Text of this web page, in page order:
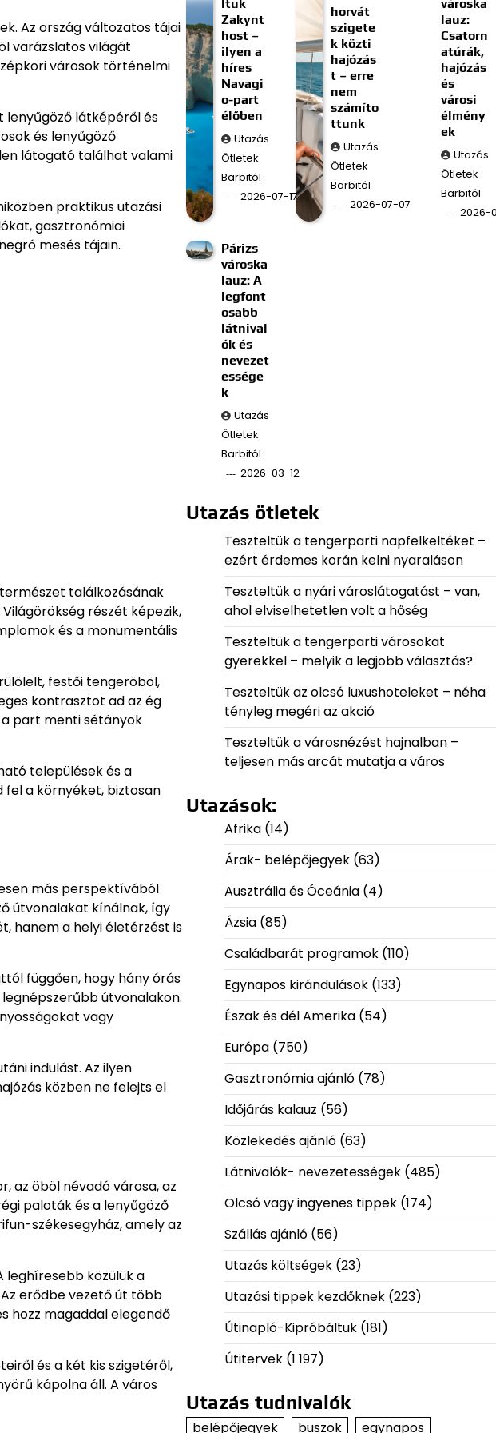
Az ország változatos tájai
varázslatos világát
városok történelmi
lenyűgöző látképéről és
és lenyűgöző
látogató találhat valami
praktikus utazási
gasztronómiai
mesés tájain.
találkozásának
részét képezik,
és a monumentális
festői tengeröböl,
kontrasztot ad az ég
a part menti sétányok
települések és a
fel a környéket, biztosan
más perspektívából
útvonalakat kínálnak, így
hanem a helyi életérzést is
függően, hogy hány órás
útvonalakon.
vagy
indulást. Az ilyen
közben ne felejts el
az öböl névadó városa, az
paloták és a lenyűgöző
székesegyház, amely az
leghíresebb közülük a
erődbe vezető út több
hozz magaddal elegendő
és a két kis szigetéről,
kápolna áll. A város
ltuk
Zakynt
host –
ilyen a
híres
Navagi
o-part
élőben
Utazás
Ötletek
Barbitól
2026-07-17
horvát
szigete
k közti
hajózás
t – erre
nem
számíto
ttunk
Utazás
Ötletek
Barbitól
2026-07-07
városka
lauz:
Csatorn
atúrák,
hajózás
és
városi
élmény
ek
Utazás
Ötletek
Barbitól
2026-
Párizs
városka
lauz: A
legfont
osabb
látnival
ók és
nevezet
essége
k
Utazás
Ötletek
Barbitól
2026-03-12
Utazás ötletek
Teszteltük a tengerparti napfelkeltéket –
ezért érdemes korán kelni nyaraláson
Teszteltük a nyári városlátogatást – van,
ahol elviselhetetlen volt a hőség
Teszteltük a tengerparti városokat
gyerekkel – melyik a legjobb választás?
Teszteltük az olcsó luxushoteleket – néha
tényleg megéri az akció
Teszteltük a városnézést hajnalban –
teljesen más arcát mutatja a város
Utazások:
Afrika(14)
Árak- belépőjegyek(63)
Ausztrália és Óceánia(4)
Ázsia(85)
Családbarát programok(110)
Egynapos kirándulások(133)
Észak és dél Amerika(54)
Európa(750)
Gasztronómia ajánló(78)
Időjárás kalauz (56)
Közlekedés ajánló(63)
Látnivalók- nevezetességek(485)
Olcsó vagy ingyenes tippek(174)
Szállás ajánló(56)
Utazás költségek(23)
Utazási tippek kezdőknek(223)
Útinapló-Kipróbáltuk(181)
Útitervek(1 197)
Utazás tudnivalók
belépőjegyek buszok egynapos